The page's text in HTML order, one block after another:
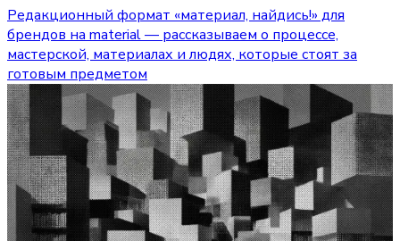
Редакционный формат «материал, найдись!» для
брендов на material — рассказываем о процессе,
мастерской, материалах и людях, которые стоят за
готовым предметом